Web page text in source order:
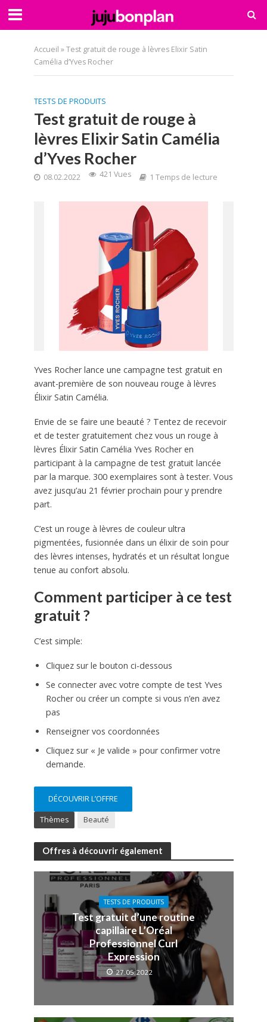
Accueil »Test gratuit de rouge à lèvres Elixir Satin
Camélia d’Yves Rocher
TESTS DE PRODUITS
Test gratuit de rouge à
lèvres Elixir Satin Camélia
d’Yves Rocher
08.02.2022 421 Vues 1 Temps de lecture
Yves Rocher lance une campagne test gratuit en
avant-première de son nouveau rouge à lèvres
Élixir Satin Camélia.
Envie de se faire une beauté ? Tentez de recevoir
et de tester gratuitement chez vous un rouge à
lèvres Élixir Satin Camélia Yves Rocher en
participant à la campagne de test gratuit lancée
par la marque. 300 exemplaires sont à tester. Vous
avez jusqu’au 21 février prochain pour y prendre
part.
C’est un rouge à lèvres de couleur ultra
pigmentées, fusionnée dans un élixir de soin pour
des lèvres intenses, hydratés et un résultat longue
tenue au confort absolu.
Comment participer à ce test
gratuit ?
C’est simple:
Cliquez sur le bouton ci-dessous
Se connecter avec votre compte de test Yves
Rocher ou créer un compte si vous n’en avez
pas
Renseigner vos coordonnées
Cliquez sur « Je valide » pour confirmer votre
demande.
DÉCOUVRIR L’OFFRE
Thèmes Beauté
Offres à découvrir également
TESTS DE PRODUITS
Test gratuit d’une routine
capillaire L’Oréal
Professionnel Curl
Expression
27.05.2022